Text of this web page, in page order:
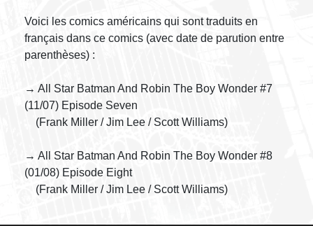
Voici les comics américains qui sont traduits en
français dans ce comics (avec date de parution entre
parenthèses) :
→ All Star Batman And Robin The Boy Wonder #7
(11/07) Episode Seven
(Frank Miller / Jim Lee / Scott Williams)
→ All Star Batman And Robin The Boy Wonder #8
(01/08) Episode Eight
(Frank Miller / Jim Lee / Scott Williams)